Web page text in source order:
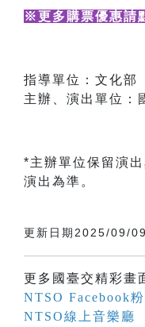
※更多購票優惠請
指導單位：文化部
主辦、演出單位：
*主辦單位保留演
演出為準。
更新日期2025/09/09
更多國臺交精彩畫
NTSO Facebook
NTSO線上音樂廳